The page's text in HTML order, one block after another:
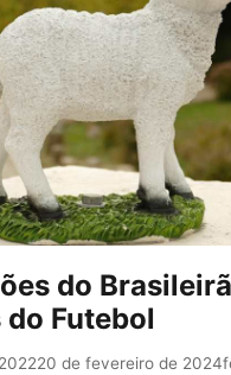
do
do Futebol
20 de fevereiro de 2024